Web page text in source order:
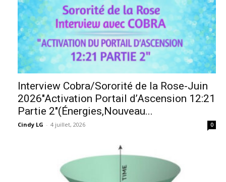
Interview Cobra/Sororité de la Rose-Juin
2026″Activation Portail d’Ascension 12:21
Partie 2″(Énergies,Nouveau...
Cindy LG - 4 juillet, 2026 0